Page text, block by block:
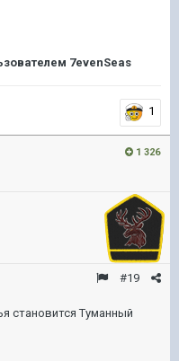
7evenSeas
1
1 326
#19
становится Туманный